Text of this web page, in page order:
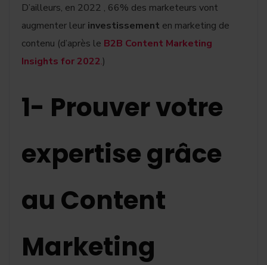
D’ailleurs, en 2022 , 66% des marketeurs vont
augmenter leur investissement en marketing de
contenu (d’après le B2B Content Marketing
Insights for 2022.)
1- Prouver votre
expertise grâce
au Content
Marketing